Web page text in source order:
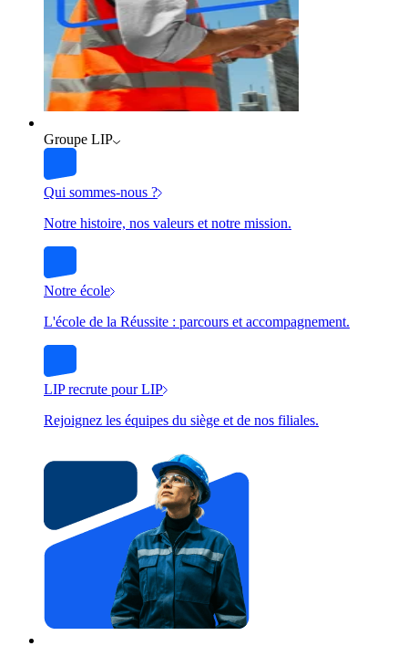
Groupe LIP
Qui sommes-nous ?
Notre histoire, nos valeurs et notre mission.
Notre école
L'école de la Réussite : parcours et accompagnement.
LIP recrute pour LIP
Rejoignez les équipes du siège et de nos filiales.